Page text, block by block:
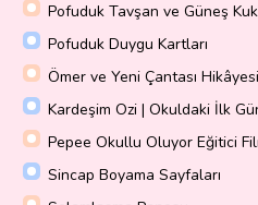
Pofuduk Tavşan ve Güneş
Pofuduk Duygu Kartları
Ömer ve Yeni Çantası Hikâyesi
Kardeşim Ozi | Okuldaki İlk
Pepee Okullu Oluyor Eğitici
Sincap Boyama Sayfaları